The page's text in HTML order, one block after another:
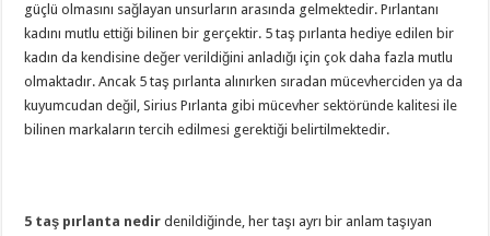
güçlü olmasını sağlayan unsurların arasında gelmektedir. Pırlantanı
kadını mutlu ettiği bilinen bir gerçektir. 5 taş pırlanta hediye edilen bir
kadın da kendisine değer verildiğini anladığı için çok daha fazla mutlu
olmaktadır. Ancak 5 taş pırlanta alınırken sıradan mücevherciden ya da
kuyumcudan değil, Sirius Pırlanta gibi mücevher sektöründe kalitesi ile
bilinen markaların tercih edilmesi gerektiği belirtilmektedir.
5 taş pırlanta nedir denildiğinde, her taşı ayrı bir anlam taşıyan